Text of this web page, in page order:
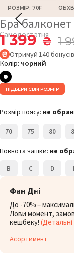
РОЗМІР: 70F
Бра
Самодостатня
1 399 ₴ 1
Отримуй 140бонусів
Колір: чорний
ПІДБЕРИ СВІЙ РОЗМІР
Розмір поясу: не
70 75 80
Повнота чашки: не
B C D
Фан Дні
До -70% –
Лови момент,
кешбеку!
Асортимент